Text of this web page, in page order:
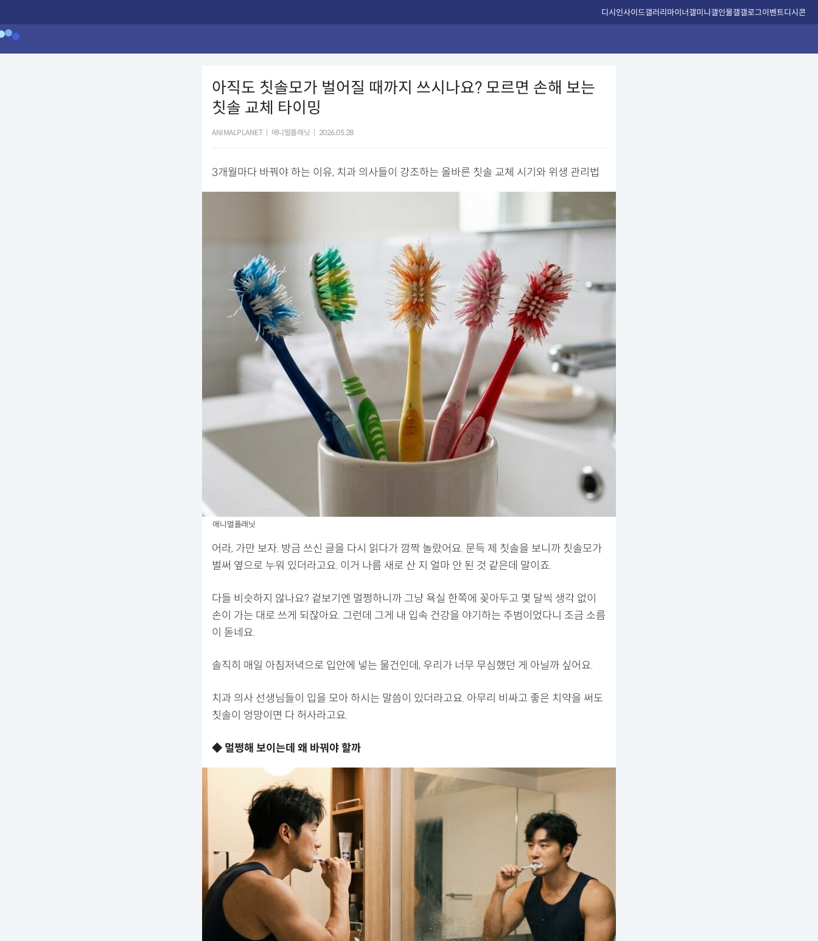
디시인사이드갤러리마이너갤미니갤인물갤갤로그이벤트디시콘
아직도 칫솔모가 벌어질 때까지 쓰시나요? 모르면 손해 보는
칫솔 교체 타이밍
ANIMALPLANET 애니멀플래닛 2026.05.28
3개월마다 바꿔야 하는 이유, 치과 의사들이 강조하는 올바른 칫솔 교체 시기와 위생 관리법
애니멀플래닛
어라, 가만 보자. 방금 쓰신 글을 다시 읽다가 깜짝 놀랐어요. 문득 제 칫솔을 보니까 칫솔모가
벌써 옆으로 누워 있더라고요. 이거 나름 새로 산 지 얼마 안 된 것 같은데 말이죠.
다들 비슷하지 않나요? 겉보기엔 멀쩡하니까 그냥 욕실 한쪽에 꽂아두고 몇 달씩 생각 없이
손이 가는 대로 쓰게 되잖아요. 그런데 그게 내 입속 건강을 야기하는 주범이었다니 조금 소름
이 돋네요.
솔직히 매일 아침저녁으로 입안에 넣는 물건인데, 우리가 너무 무심했던 게 아닐까 싶어요.
치과 의사 선생님들이 입을 모아 하시는 말씀이 있더라고요. 아무리 비싸고 좋은 치약을 써도
칫솔이 엉망이면 다 허사라고요.
◆ 멀쩡해 보이는데 왜 바꿔야 할까